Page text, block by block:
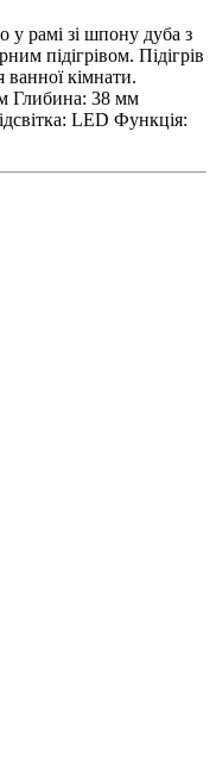
у рамі зі шпону дуба з
підігрівом. Підігрів
ванної кімнати.
Глибина: 38 мм
LED Функція: